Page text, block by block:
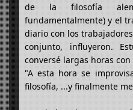
de la filosofía
fundamentalmente) y el
diario con los
conjunto, influyeron.
conversé largas horas
"A esta hora se
filosofía, ...y finalmente